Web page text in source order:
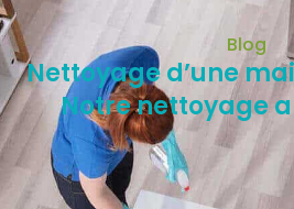
Blog
Nettoyage d’une
Notre nettoyage